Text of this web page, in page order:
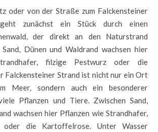
zunächst ein Stück durch einen
der direkt an den Naturstrand
Dünen und Waldrand wachsen hier
filzige Pestwurz oder die
Falckensteiner Strand ist nicht nur ein Ort
Meer, sondern auch ein besonderer
Pflanzen und Tiere. Zwischen Sand,
wachsen hier Pflanzen wie Strandhafer,
oder die Kartoffelrose. Unter Wasser